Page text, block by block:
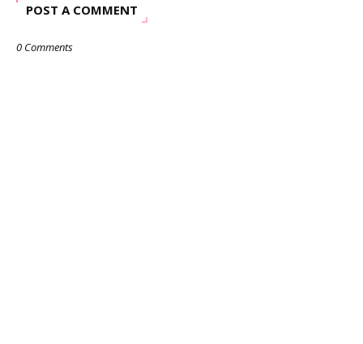
POST A COMMENT
0 Comments